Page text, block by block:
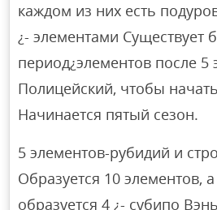
каждом из них есть
¿- элементами Существует
период¿элементов после 5
Полицейский, чтобы
Начинается пятый сезон.
5 элементов-рубидий и
Образуется 10 элементов,
образуется 4 ¿- субипо